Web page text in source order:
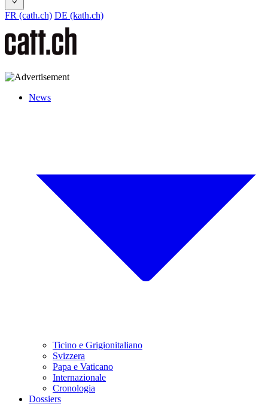
FR (cath.ch) DE (kath.ch)
News
Ticino e Grigionitaliano
Svizzera
Papa e Vaticano
Internazionale
Cronologia
Dossiers